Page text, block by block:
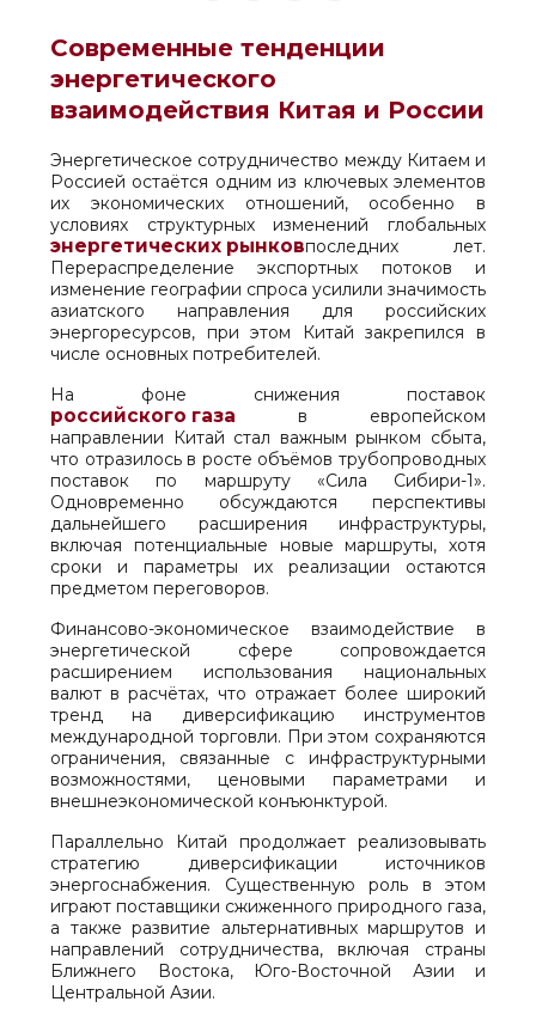
Современные тенденции
энергетического
взаимодействия Китая и России
Энергетическое сотрудничество между Китаем и
Россией остаётся одним из ключевых элементов
их экономических отношений, особенно в
условиях структурных изменений глобальных
энергетических рынковпоследних лет.
Перераспределение экспортных потоков и
изменение географии спроса усилили значимость
азиатского направления для российских
энергоресурсов, при этом Китай закрепился в
числе основных потребителей.
На фоне снижения поставок
российского газа в европейском
направлении Китай стал важным рынком сбыта,
что отразилось в росте объёмов трубопроводных
поставок по маршруту «Сила Сибири-1».
Одновременно обсуждаются перспективы
дальнейшего расширения инфраструктуры,
включая потенциальные новые маршруты, хотя
сроки и параметры их реализации остаются
предметом переговоров.
Финансово-экономическое взаимодействие в
энергетической сфере сопровождается
расширением использования национальных
валют в расчётах, что отражает более широкий
тренд на диверсификацию инструментов
международной торговли. При этом сохраняются
ограничения, связанные с инфраструктурными
возможностями, ценовыми параметрами и
внешнеэкономической конъюнктурой.
Параллельно Китай продолжает реализовывать
стратегию диверсификации источников
энергоснабжения. Существенную роль в этом
играют поставщики сжиженного природного газа,
а также развитие альтернативных маршрутов и
направлений сотрудничества, включая страны
Ближнего Востока, Юго-Восточной Азии и
Центральной Азии.